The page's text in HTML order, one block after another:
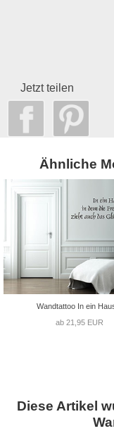
Jetzt teilen
Ähnliche
Wandtattoo In ein
ab 21,95 EUR
Diese Artikel